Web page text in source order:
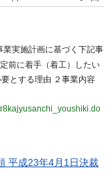
実施計画に基づく下記事
前に着手（着工）したい
とする理由 ２事業内容
平成23年4月1日決裁